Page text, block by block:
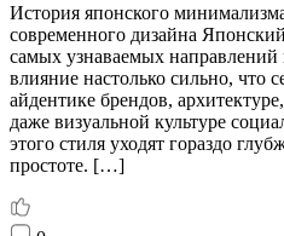
История японского
современного дизайна
самых узнаваемых
влияние настолько сильно, что
айдентике брендов,
даже визуальной культуре
этого стиля уходят гораздо
простоте. […]